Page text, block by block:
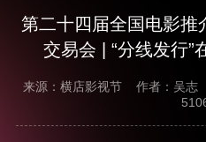
第二十四届全国电影推
交易会 | “分线发行”
来源：横店影视节 作者：吴志